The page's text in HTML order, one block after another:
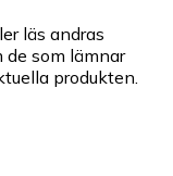
läs andras
de som lämnar
produkten.